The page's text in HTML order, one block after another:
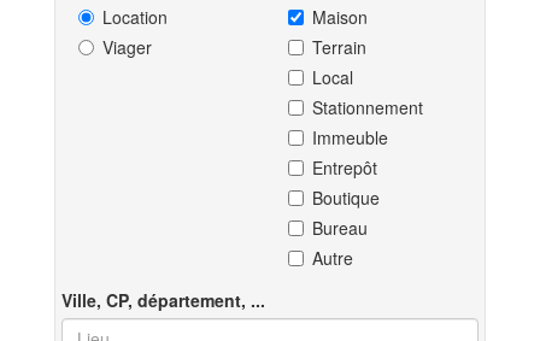
Location
Viager
Maison
Terrain
Local
Stationnement
Immeuble
Entrepôt
Boutique
Bureau
Autre
Ville, CP, département, ...